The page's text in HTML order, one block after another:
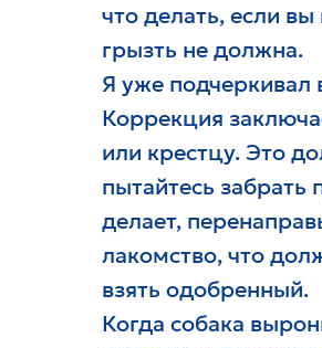
что делать, если вы
грызть не должна.
Я уже подчеркивал
Коррекция
или крестцу. Это
пытайтесь забрать
делает,
лакомство, что
взять одобренный.
Когда собака